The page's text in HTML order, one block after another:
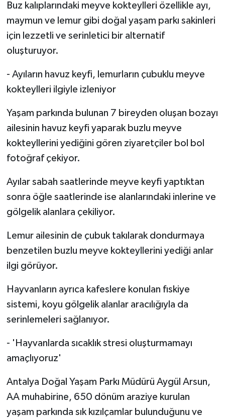
Buz kalıplarındaki meyve kokteylleri özellikle ayı,
maymun ve lemur gibi doğal yaşam parkı sakinleri
için lezzetli ve serinletici bir alternatif
oluşturuyor.
- Ayıların havuz keyfi, lemurların çubuklu meyve
kokteylleri ilgiyle izleniyor
Yaşam parkında bulunan 7 bireyden oluşan bozayı
ailesinin havuz keyfi yaparak buzlu meyve
kokteyllerini yediğini gören ziyaretçiler bol bol
fotoğraf çekiyor.
Ayılar sabah saatlerinde meyve keyfi yaptıktan
sonra öğle saatlerinde ise alanlarındaki inlerine ve
gölgelik alanlara çekiliyor.
Lemur ailesinin de çubuk takılarak dondurmaya
benzetilen buzlu meyve kokteyllerini yediği anlar
ilgi görüyor.
Hayvanların ayrıca kafeslere konulan fıskiye
sistemi, koyu gölgelik alanlar aracılığıyla da
serinlemeleri sağlanıyor.
- 'Hayvanlarda sıcaklık stresi oluşturmamayı
amaçlıyoruz'
Antalya Doğal Yaşam Parkı Müdürü Aygül Arsun,
AA muhabirine, 650 dönüm araziye kurulan
yaşam parkında sık kızılçamlar bulunduğunu ve